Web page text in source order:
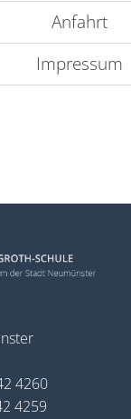
Anfahrt
Impressum
4260
4259